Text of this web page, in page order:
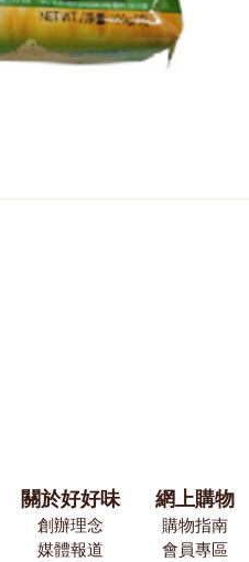
關於好好味
創辦理念
媒體報道
網上購物
購物指南
​會員專區